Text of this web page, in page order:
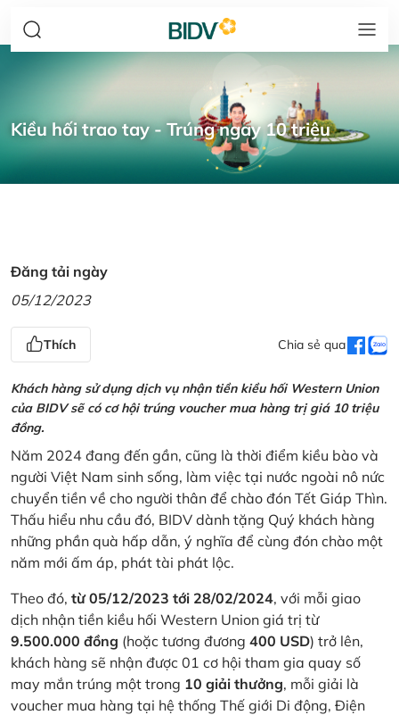
Kiều hối trao tay - Trúng ngay 10 triệu
Đăng tải ngày
05/12/2023
Thích Chia sẻ qua
Khách hàng sử dụng dịch vụ nhận tiền kiều hối Western Union
của BIDV sẽ có cơ hội trúng voucher mua hàng trị giá 10 triệu
đồng.
Năm 2024 đang đến gần, cũng là thời điểm kiều bào và
người Việt Nam sinh sống, làm việc tại nước ngoài nô nức
chuyển tiền về cho người thân để chào đón Tết Giáp Thìn.
Thấu hiểu nhu cầu đó, BIDV dành tặng Quý khách hàng
những phần quà hấp dẫn, ý nghĩa để cùng đón chào một
năm mới ấm áp, phát tài phát lộc.
Theo đó, từ 05/12/2023 tới 28/02/2024, với mỗi giao
dịch nhận tiền kiều hối Western Union giá trị từ
9.500.000 đồng (hoặc tương đương 400 USD) trở lên,
khách hàng sẽ nhận được 01 cơ hội tham gia quay số
may mắn trúng một trong 10 giải thưởng, mỗi giải là
voucher mua hàng tại hệ thống Thế giới Di động, Điện